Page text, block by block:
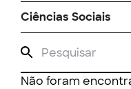
Ciências Sociais
Não foram